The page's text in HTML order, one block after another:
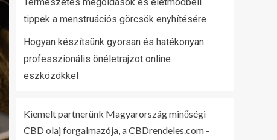
tippek a menstruációs görcsök enyhítésére
Hogyan készítsünk gyorsan és hatékonyan
professzionális önéletrajzot online
eszközökkel
Kiemelt partnerünk Magyarország minőségi
CBD olaj forgalmazója, a CBDrendeles.com -